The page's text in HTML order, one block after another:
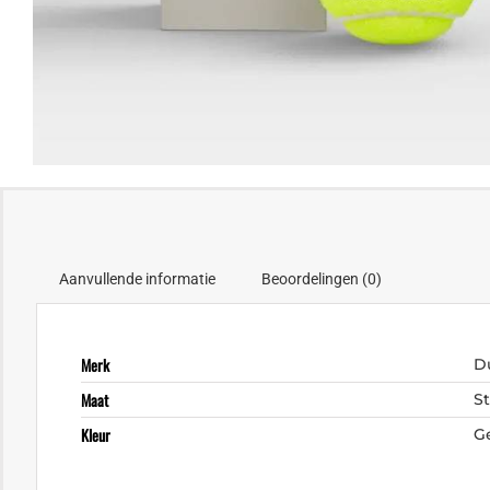
Aanvullende informatie Beoordelingen (0)
Merk
Maat
Kleur